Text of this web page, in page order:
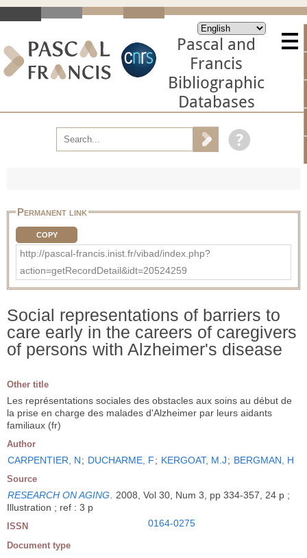
Pascal and
Francis
Bibliographic
Databases
Permanent link
COPY
http://pascal-francis.inist.fr/vibad/index.php?
action=getRecordDetail&idt=20524259
Social representations of barriers to
care early in the careers of caregivers
of persons with Alzheimer's disease
Other title
Les représentations sociales des obstacles aux soins au début de
la prise en charge des malades d'Alzheimer par leurs aidants
familiaux (fr)
Author
CARPENTIER, N; DUCHARME, F; KERGOAT, M.J; BERGMAN, H
Source
RESEARCH ON AGING
2008, Vol 30, Num 3, pp 334-357, 24 p ;
Illustration ; ref : 3 p
ISSN 0164-0275
Document type